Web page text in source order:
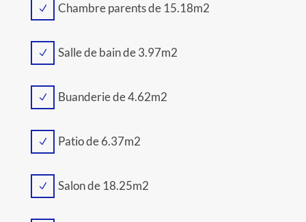
N Chambre parents de 15.18m2
N Salle de bain de 3.97m2
N Buanderie de 4.62m2
N Patio de 6.37m2
N Salon de 18.25m2